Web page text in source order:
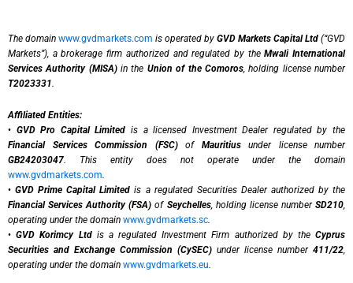
The domain www.gvdmarkets.com is operated by GVD Markets Capital Ltd (“GVD
Markets”), a brokerage firm authorized and regulated by theMwali International
Services Authority (MISA)in the Union of the Comoros, holding license number
T2023331.
Affiliated Entities:
• GVD Pro Capital Limited is a licensed Investment Dealer regulated by the
Financial Services Commission (FSC)of Mauritiusunder license number
GB24203047. This entity does not operate under the domain
www.gvdmarkets.com.
•GVD Prime Capital Limited is a regulated Securities Dealer authorized by the
Financial Services Authority (FSA) of Seychelles, holding license numberSD210,
operating under the domain www.gvdmarkets.sc.
•GVD Korimcy Ltdis a regulated Investment Firm authorized by theCyprus
Securities and Exchange Commission (CySEC) under license number 411/22,
operating under the domain www.gvdmarkets.eu.